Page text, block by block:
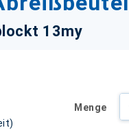
13my
Menge